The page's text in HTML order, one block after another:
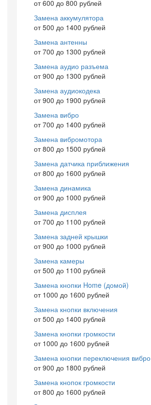
от 600 до 800 рублей
Замена аккумулятора
от 500 до 1400 рублей
Замена антенны
от 700 до 1300 рублей
Замена аудио разъема
от 900 до 1300 рублей
Замена аудиокодека
от 900 до 1900 рублей
Замена вибро
от 700 до 1400 рублей
Замена вибромотора
от 800 до 1500 рублей
Замена датчика приближения
от 800 до 1600 рублей
Замена динамика
от 900 до 1000 рублей
Замена дисплея
от 700 до 1100 рублей
Замена задней крышки
от 900 до 1000 рублей
Замена камеры
от 500 до 1100 рублей
Замена кнопки Home (домой)
от 1000 до 1600 рублей
Замена кнопки включения
от 500 до 1400 рублей
Замена кнопки громкости
от 1000 до 1600 рублей
Замена кнопки переключения вибро
от 900 до 1800 рублей
Замена кнопок громкости
от 800 до 1600 рублей